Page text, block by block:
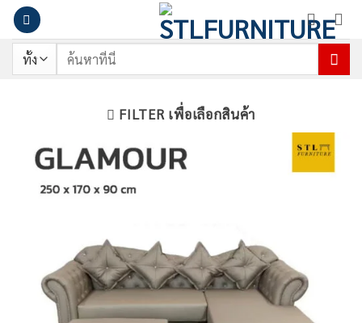
ข้าม
เนื้อหา
ค้นหา:
FILTER เพื่อเลือกสินค้า